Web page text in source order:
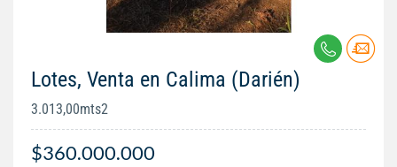
Lotes, Venta en Calima (Darién)
3.013,00mts2
$360.000.000